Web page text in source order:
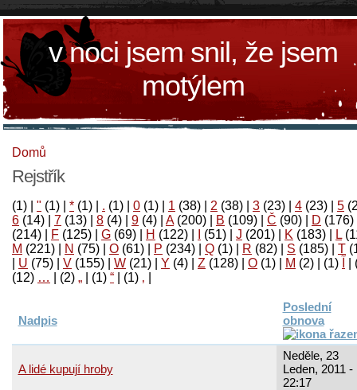
v noci jsem snil, že jsem
motýlem
Domů
Rejstřík
(1) " (1) * (1) . (1) 0 (1) 1 (38) 2 (38) 3 (23) 4 (23) 5
6 (14) 7 (13) 8 (4) 9 (4) A(200) B (109) Č (90) D (176)
(214)
F (125) G (69) H (122) (51) J (201) K (183) L
M (221) N (75) O (61) P (234) Q (1) R (82) S (185) T
U (75) V (155) W (21) Y (4) Z (128) Ο (1) М (2)
(1)
‚
(1)
“
(1)
„
(2)
…
(12)
Nadpis
Poslední
obnova
A lidé kupují hroby
Neděle, 23
Leden, 2011 -
22:17